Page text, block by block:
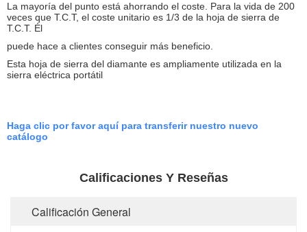
La mayoría del punto está ahorrando el coste. Para la vida de 200
veces que T.C.T, el coste unitario es 1/3 de la hoja de sierra de
T.C.T. Él
puede hace a clientes conseguir más beneficio.
Esta hoja de sierra del diamante es ampliamente utilizada en la
sierra eléctrica portátil
Haga clic por favor aquí para transferir nuestro nuevo
catálogo
Calificaciones Y Reseñas
Calificación General